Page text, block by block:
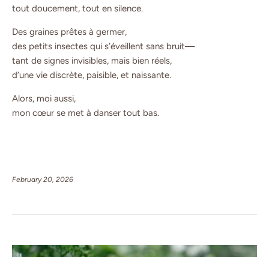
tout doucement, tout en silence.
Des graines prêtes à germer,
des petits insectes qui s’éveillent sans bruit—
tant de signes invisibles, mais bien réels,
d’une vie discrète, paisible, et naissante.
Alors, moi aussi,
mon cœur se met à danser tout bas.
February 20, 2026